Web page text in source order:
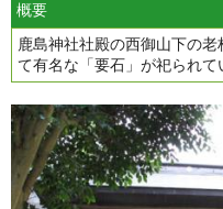
概要
鹿島神社社殿の西御山下の
て有名な「要石」が祀られて